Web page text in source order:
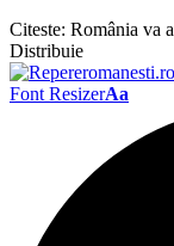
Citeste: România va
Distribuie
Font ResizerAa